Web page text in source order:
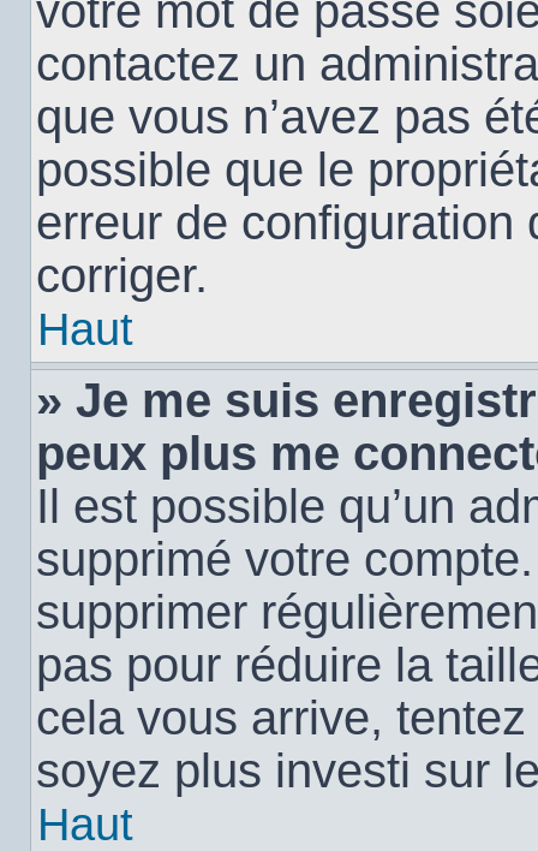
votre mot de passe
contactez un
que vous n’avez pas
possible que le
erreur de configuration
corriger.
Haut
» Je me suis
peux plus me
Il est possible qu’un
supprimé votre
supprimer
pas pour réduire la
cela vous arrive,
soyez plus investi sur
Haut